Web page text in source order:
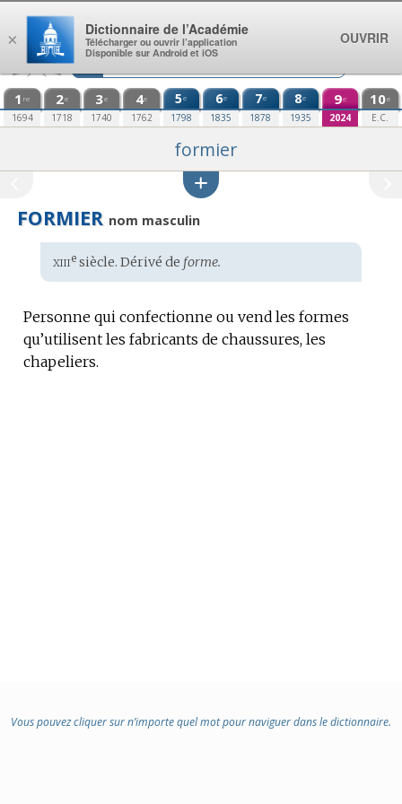
Aller au contenu
1 re
1694
2e
1718
3e
1740
4e
1762
5e
1798
6e
1835
7e
1878
8e
1935
9e
2024
10e
E.C.
formier
FORMIER nom masculin
Étymologie
:
xiiiesiècle. Dérivé de forme.
Personne qui confectionne ou vend les formes
qu’utilisent les fabricants de chaussures, les
chapeliers.
Vous pouvez cliquer sur n’importe quel mot pour naviguer dans le dictionnaire.
×
Dictionnaire de l’Académie
Télécharger ou ouvrir l’application
Disponible sur Android et iOS
OUVRIR